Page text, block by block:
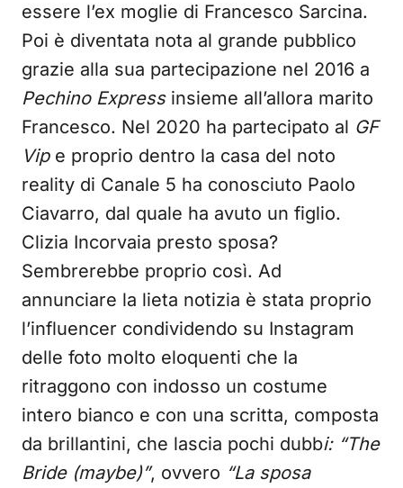
essere l’ex moglie di Francesco Sarcina.
Poi è diventata nota al grande pubblico
grazie alla sua partecipazione nel 2016 a
Pechino Expressinsieme all’allora marito
Francesco. Nel 2020 ha partecipato al GF
Vipe proprio dentro la casa del noto
reality di Canale 5 ha conosciuto Paolo
Ciavarro, dal quale ha avuto un figlio.
Clizia Incorvaia presto sposa?
Sembrerebbe proprio così. Ad
annunciare la lieta notizia è stata proprio
l’influencer condividendo su Instagram
delle foto molto eloquenti che la
ritraggono con indosso un costume
intero bianco e con una scritta, composta
da brillantini, che lascia pochi dubbi: “The
Bride (maybe)”, ovvero “La sposa